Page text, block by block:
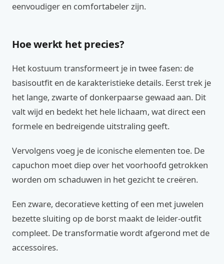
eenvoudiger en comfortabeler zijn.
Hoe werkt het precies?
Het kostuum transformeert je in twee fasen: de
basisoutfit en de karakteristieke details. Eerst trek je
het lange, zwarte of donkerpaarse gewaad aan. Dit
valt wijd en bedekt het hele lichaam, wat direct een
formele en bedreigende uitstraling geeft.
Vervolgens voeg je de iconische elementen toe. De
capuchon moet diep over het voorhoofd getrokken
worden om schaduwen in het gezicht te creëren.
Een zware, decoratieve ketting of een met juwelen
bezette sluiting op de borst maakt de leider-outfit
compleet. De transformatie wordt afgerond met de
accessoires.